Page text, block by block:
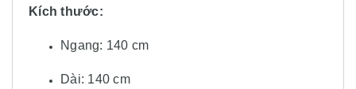
Kích thước:
Ngang: 140 cm
Dài: 140 cm